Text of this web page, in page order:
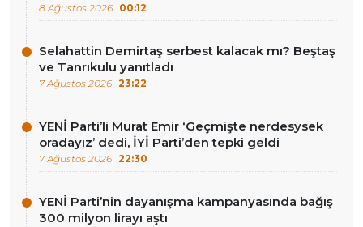
8 Ağustos 2026 00:12
Selahattin Demirtaş serbest kalacak mı? Beştaş
ve Tanrıkulu yanıtladı
7 Ağustos 2026 23:22
YENİ Parti’li Murat Emir ‘Geçmişte nerdesysek
oradayız’ dedi, İYİ Parti’den tepki geldi
7 Ağustos 2026 22:30
YENİ Parti’nin dayanışma kampanyasında bağış
300 milyon lirayı aştı